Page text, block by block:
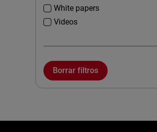
White papers
Videos
Borrar filtros